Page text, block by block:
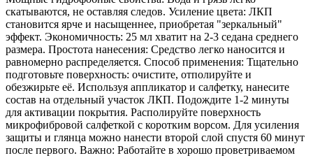
скатываются, не оставляя следов. Усиление цвета: ЛКП
становится ярче и насыщеннее, приобретая "зеркальный"
эффект. Экономичность: 25 мл хватит на 2-3 седана среднего
размера. Простота нанесения: Средство легко наносится и
равномерно распределяется. Способ применения: Тщательно
подготовьте поверхность: очистите, отполируйте и
обезжирьте её. Используя аппликатор и салфетку, нанесите
состав на отдельный участок ЛКП. Подождите 1-2 минуты
для активации покрытия. Располируйте поверхность
микрофибровой салфеткой с коротким ворсом. Для усиления
защиты и глянца можно нанести второй слой спустя 60 минут
после первого. Важно: Работайте в хорошо проветриваемом